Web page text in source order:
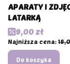
APARATY I
LATARKĄ
Cena
9,00 zł
Najniższa cena:
Do koszyka